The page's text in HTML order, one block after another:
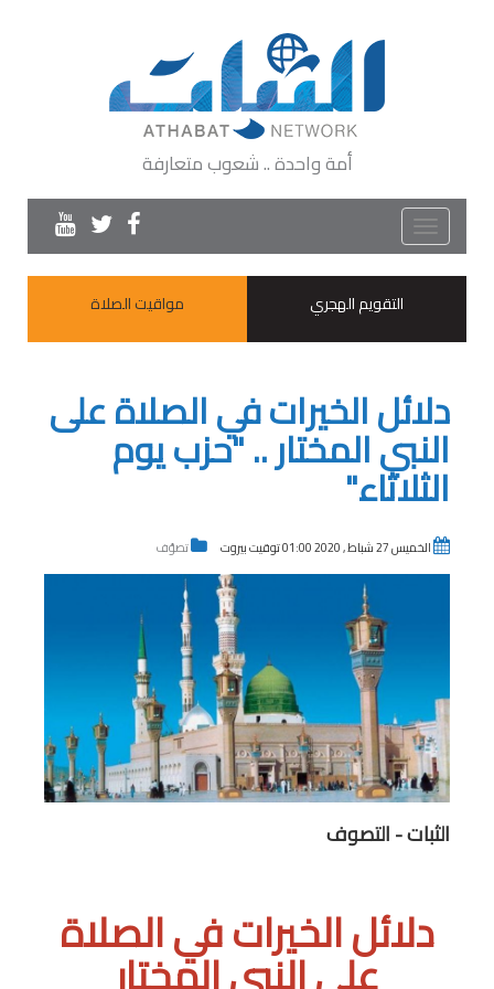
أمة واحدة .. شعوب متعارفة
Toggle
navigation
التقويم الهجري
مواقيت الصلاة
دلائل الخيرات في الصلاة على
النبي المختار .. "حزب يوم
الثلاثاء"
الخميس 27 شباط , 2020 01:00 توقيت بيروت تصوّف
الثبات - التصوف
دلائل الخيرات في الصلاة